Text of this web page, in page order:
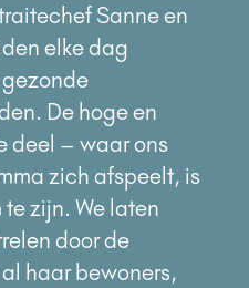
Sanne en
elke dag
De hoge en
deel – waar ons
zich afspeelt, is
zijn. We laten
door de
haar bewoners,